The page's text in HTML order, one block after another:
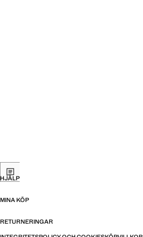
HJÄLP
MINA KÖP
RETURNERINGAR